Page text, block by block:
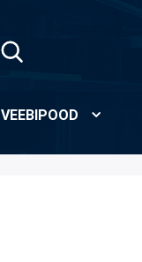
VEEBIPOOD